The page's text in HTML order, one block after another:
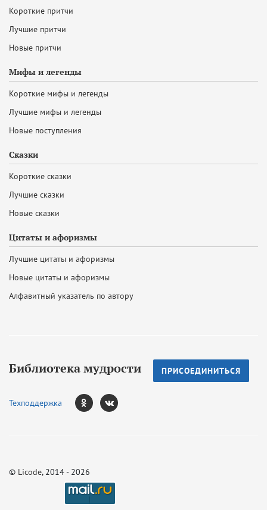
Короткие притчи
Лучшие притчи
Новые притчи
Мифы и легенды
Короткие мифы и легенды
Лучшие мифы и легенды
Новые поступления
Сказки
Короткие сказки
Лучшие сказки
Новые сказки
Цитаты и афоризмы
Лучшие цитаты и афоризмы
Новые цитаты и афоризмы
Алфавитный указатель по автору
Библиотека мудрости ПРИСОЕДИНИТЬСЯ
Техподдержка
© Licode, 2014 - 2026